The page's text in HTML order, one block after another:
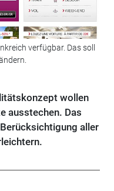
verfügbar. Das soll
wollen
ausstechen. Das
aller